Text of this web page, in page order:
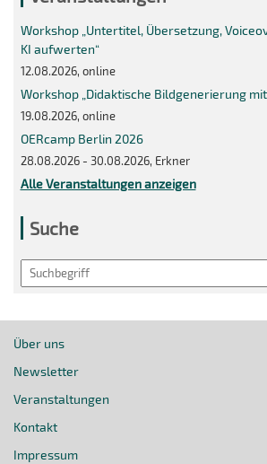
Workshop „Untertitel, Übersetzung,
KI aufwerten“
12.08.2026, online
Workshop „Didaktische Bildgenerierung mit
19.08.2026, online
OERcamp Berlin 2026
28.08.2026 - 30.08.2026, Erkner
Alle Veranstaltungen anzeigen
Suche
Search
Über uns
Newsletter
Veranstaltungen
Kontakt
Impressum